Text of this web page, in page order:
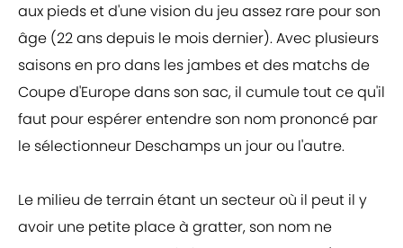
aux pieds et d'une vision du jeu assez rare pour son
âge (22 ans depuis le mois dernier). Avec plusieurs
saisons en pro dans les jambes et des matchs de
Coupe d'Europe dans son sac, il cumule tout ce qu'il
faut pour espérer entendre son nom prononcé par
le sélectionneur Deschamps un jour ou l'autre.
Le milieu de terrain étant un secteur où il peut il y
avoir une petite place à gratter, son nom ne